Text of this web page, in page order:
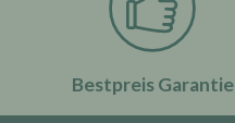
Bestpreis Garantie